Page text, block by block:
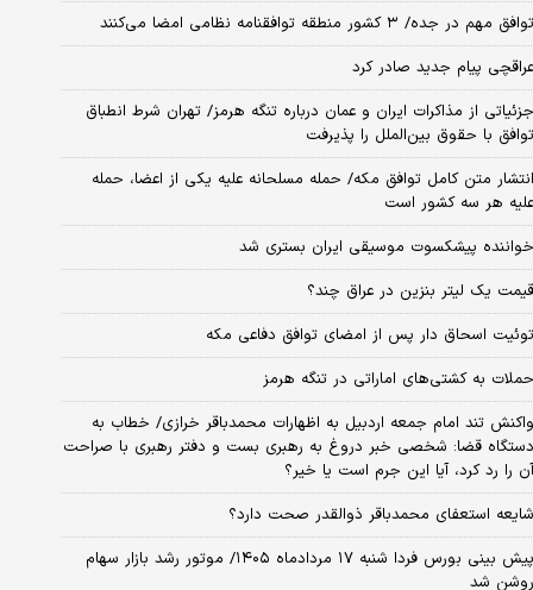
توافق مهم در جده/ ۳ کشور منطقه توافقنامه نظامی امضا می‌کنند
عراقچی پیام جدید صادر کرد
جزئیاتی از مذاکرات ایران و عمان درباره تنگه هرمز/ تهران شرط انطباق
توافق با حقوق بین‌الملل را پذیرفت
انتشار متن کامل توافق مکه/ حمله مسلحانه علیه یکی از اعضا، حمله
علیه هر سه کشور است
خواننده پیشکسوت موسیقی ایران بستری شد
قیمت یک لیتر بنزین در عراق چند؟
توئیت اسحاق دار پس از امضای توافق دفاعی مکه
حملات به کشتی‌های اماراتی در تنگه هرمز
واکنش تند امام جمعه اردبیل به اظهارات محمدباقر خرازی/ خطاب به
دستگاه قضا: شخصی خبر دروغ به رهبری بست و دفتر رهبری با صراحت
آن را رد کرد، آیا این جرم است یا خیر؟
شایعه استعفای محمدباقر ذوالقدر صحت دارد؟
پیش بینی بورس فردا شنبه ۱۷ مردادماه ۱۴۰۵/ موتور رشد بازار سهام
روشن شد